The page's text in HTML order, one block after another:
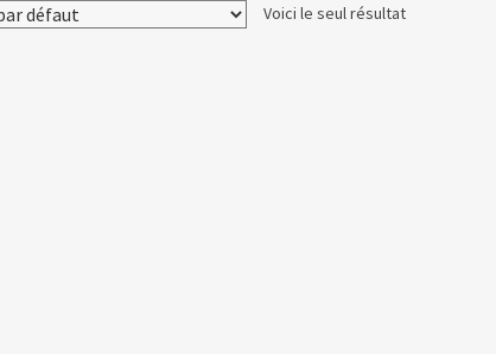
Voici le seul résultat